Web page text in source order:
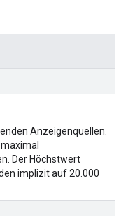
Anzeigenquellen.
Der Höchstwert
implizit auf 20.000